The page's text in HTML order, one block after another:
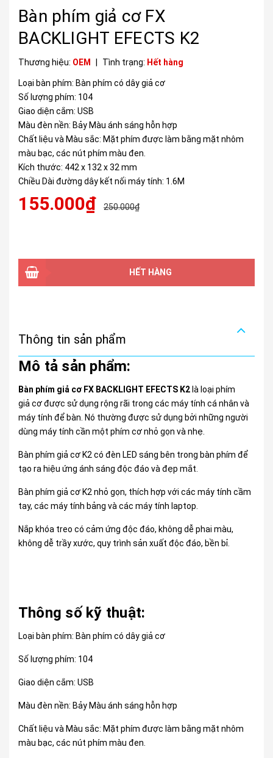
Bàn phím giả cơ FX
BACKLIGHT EFECTS K2
Thương hiệu: OEM Tình trạng: Hết hàng
Loại bàn phím: Bàn phím có dây giả cơ
Số lượng phím: 104
Giao diện cắm: USB
Màu đèn nền: Bảy Màu ánh sáng hỗn hợp
Chất liệu và Màu sắc: Mặt phím được làm bằng mặt nhôm
màu bạc, các nút phím màu đen.
Kích thước: 442 x 132 x 32 mm
Chiều Dài đường dây kết nối máy tính: 1.6M
155.000₫ 250.000₫
HẾT HÀNG
Thông tin sản phẩm
Mô tả sản phẩm:
Bàn phím giả cơ FX BACKLIGHT EFECTS K2 là loại phím
giả cơ được sử dụng rộng rãi trong các máy tính cá nhân và
máy tính để bàn. Nó thường được sử dụng bởi những người
dùng máy tính cần một phím cơ nhỏ gọn và nhẹ.
Bàn phím giả cơ K2 có đèn LED sáng bên trong bàn phím để
tạo ra hiệu ứng ánh sáng độc đáo và đẹp mắt.
Bàn phím giả cơ K2 nhỏ gọn, thích hợp với các máy tính cầm
tay, các máy tính bảng và các máy tính laptop.
Nắp khóa treo có cảm ứng độc đáo, không dễ phai màu,
không dễ trầy xước, quy trình sản xuất độc đáo, bền bỉ.
Thông số kỹ thuật:
Loại bàn phím: Bàn phím có dây giả cơ
Số lượng phím: 104
Giao diện cắm: USB
Màu đèn nền: Bảy Màu ánh sáng hỗn hợp
Chất liệu và Màu sắc: Mặt phím được làm bằng mặt nhôm
màu bạc, các nút phím màu đen.